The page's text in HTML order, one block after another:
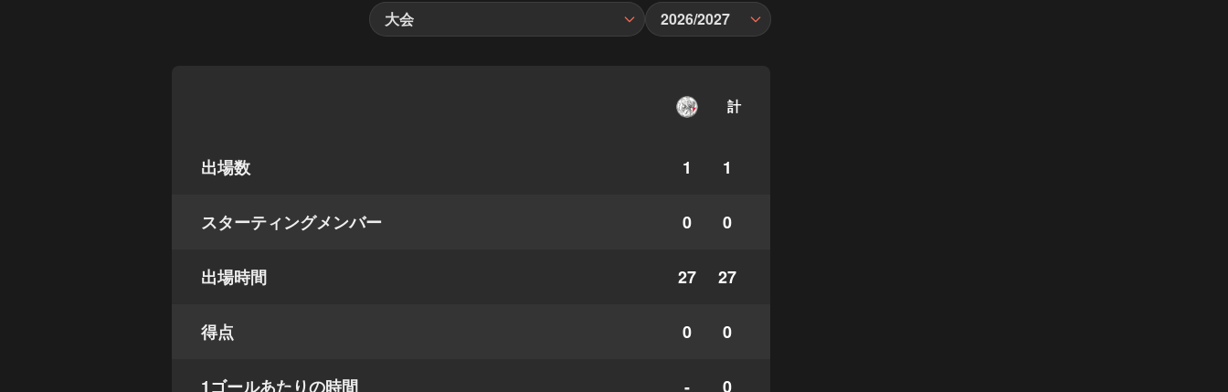
大会 2026/2027
計
出場数 1 1
スターティングメンバー 0 0
出場時間 27 27
得点 0 0
1ゴールあたりの時間 - 0